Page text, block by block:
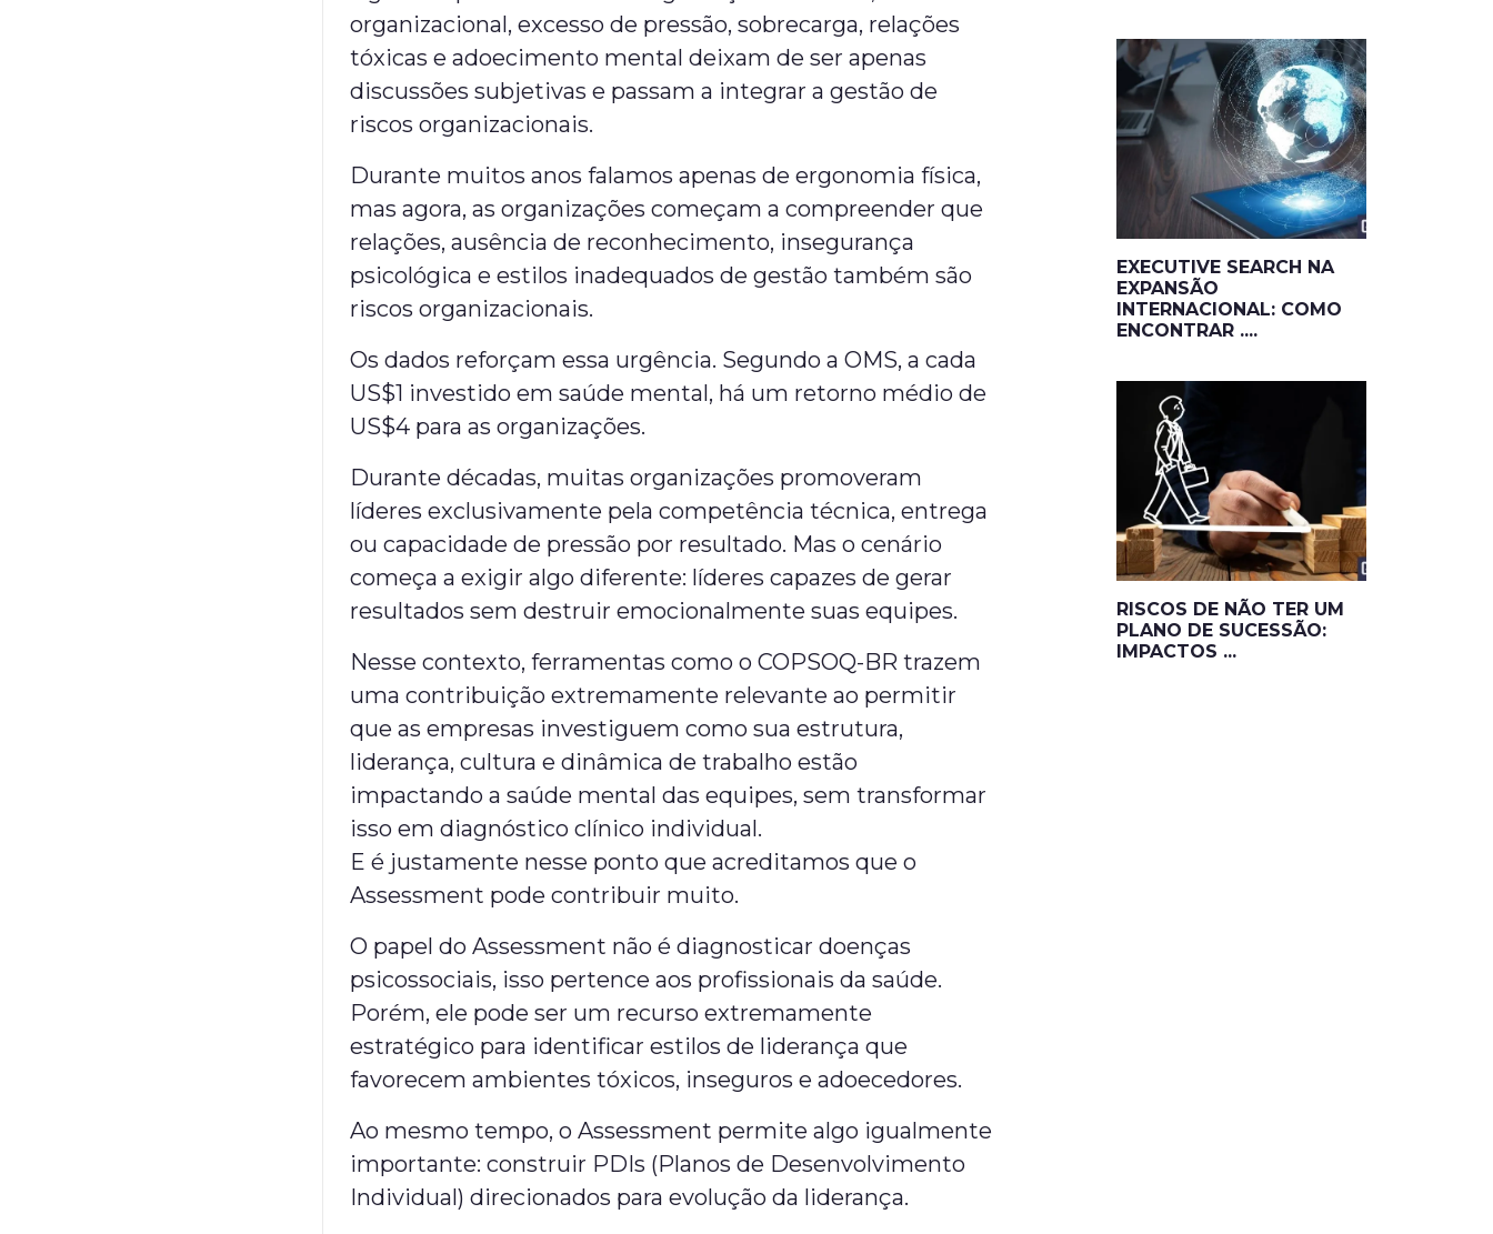
organizacional, excesso de pressão, sobrecarga, relações
tóxicas e adoecimento mental deixam de ser apenas
discussões subjetivas e passam a integrar a gestão de
riscos organizacionais.
Durante muitos anos falamos apenas de ergonomia física,
mas agora, as organizações começam a compreender que
relações, ausência de reconhecimento, insegurança
psicológica e estilos inadequados de gestão também são
riscos organizacionais.
Os dados reforçam essa urgência. Segundo a OMS, a cada
US$1 investido em saúde mental, há um retorno médio de
US$4 para as organizações.
Durante décadas, muitas organizações promoveram
líderes exclusivamente pela competência técnica, entrega
ou capacidade de pressão por resultado. Mas o cenário
começa a exigir algo diferente: líderes capazes de gerar
resultados sem destruir emocionalmente suas equipes.
Nesse contexto, ferramentas como o COPSOQ-BR trazem
uma contribuição extremamente relevante ao permitir
que as empresas investiguem como sua estrutura,
liderança, cultura e dinâmica de trabalho estão
impactando a saúde mental das equipes, sem transformar
isso em diagnóstico clínico individual.
E é justamente nesse ponto que acreditamos que o
Assessment pode contribuir muito.
O papel do Assessment não é diagnosticar doenças
psicossociais, isso pertence aos profissionais da saúde.
Porém, ele pode ser um recurso extremamente
estratégico para identificar estilos de liderança que
favorecem ambientes tóxicos, inseguros e adoecedores.
Ao mesmo tempo, o Assessment permite algo igualmente
importante: construir PDIs (Planos de Desenvolvimento
Individual) direcionados para evolução da liderança.
EXECUTIVE SEARCH NA
EXPANSÃO
INTERNACIONAL: COMO
ENCONTRAR ....
RISCOS DE NÃO TER UM
PLANO DE SUCESSÃO:
IMPACTOS ...